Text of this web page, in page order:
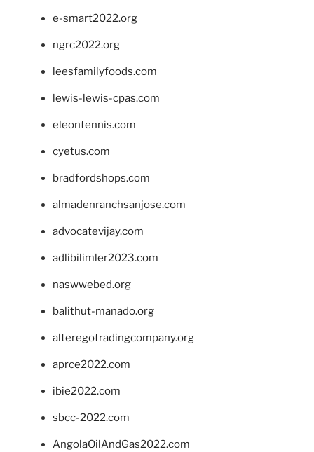
e-smart2022.org
ngrc2022.org
leesfamilyfoods.com
lewis-lewis-cpas.com
eleontennis.com
cyetus.com
bradfordshops.com
almadenranchsanjose.com
advocatevijay.com
adlibilimler2023.com
naswwebed.org
balithut-manado.org
alteregotradingcompany.org
aprce2022.com
ibie2022.com
sbcc-2022.com
AngolaOilAndGas2022.com